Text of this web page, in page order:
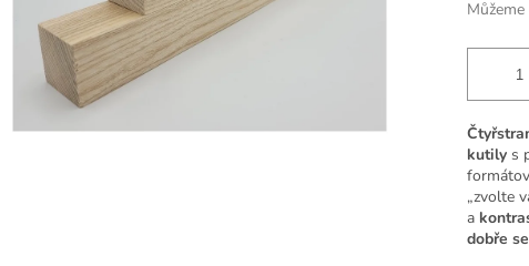
kutilys
„zvolte
a
dobře